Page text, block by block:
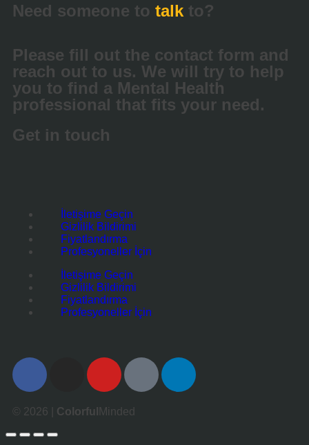
Need someone to talk to?
Please fill out the contact form and
reach out to us. We will try to help
you to find a Mental Health
professional that fits your need.
Get in touch
İletişime Geçin
Gizlilik Bildirimi
Fiyatlandırma
Profesyoneller İçin
İletişime Geçin
Gizlilik Bildirimi
Fiyatlandırma
Profesyoneller İçin
© 2026 | Colorful Minded